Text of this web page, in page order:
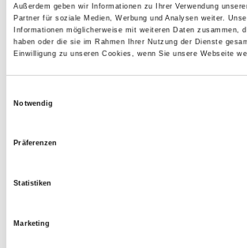
Außerdem geben wir Informationen zu Ihrer Verwendung
Partner für soziale Medien, Werbung und Analysen weiter.
Informationen möglicherweise mit weiteren Daten zusammen,
haben oder die sie im Rahmen Ihrer Nutzung der Dienste
Einwilligung zu unseren Cookies, wenn Sie unsere Webseite
Notwendig
Präferenzen
Statistiken
Marketing
OG - Mayen-Eifelland e.V.
Kellbergerstr. 100
56727 Mayen
Am Emminger Weg
OG - Maifeld e.V.